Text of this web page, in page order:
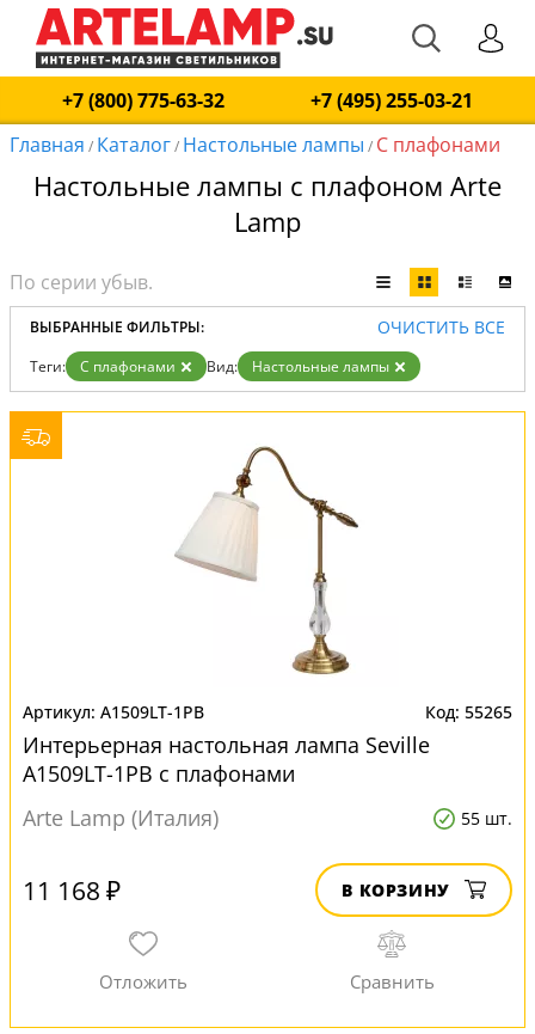
+7 (800) 775-63-32
+7 (495) 255-03-21
Главная / Каталог/ Настольные лампы / С плафонами
Настольные лампы с плафоном Arte
Lamp
ВЫБРАННЫЕ ФИЛЬТРЫ: ОЧИСТИТЬ ВСЕ
Теги: С плафонами Вид: Настольные лампы
A1509LT-1PB 55265
Интерьерная настольная лампа Seville
A1509LT-1PB с плафонами
Arte Lamp (Италия)
55 шт.
11 168 ₽ В КОРЗИНУ